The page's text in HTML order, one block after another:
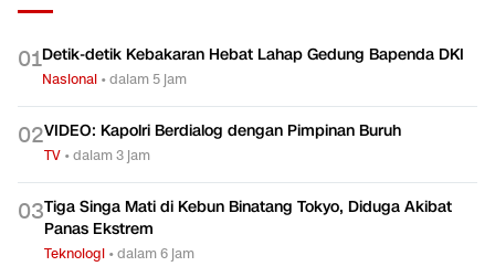
01Detik-detik Kebakaran Hebat Lahap Gedung Bapenda DKI
Nasional •dalam 5 jam
02VIDEO: Kapolri Berdialog dengan Pimpinan Buruh
TV •dalam 3 jam
03Tiga Singa Mati di Kebun Binatang Tokyo, Diduga Akibat
Panas Ekstrem
Teknologi •dalam 6 jam